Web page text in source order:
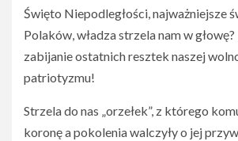
Święto Niepodległości, najważniejsze
Polaków, władza strzela nam w
zabijanie ostatnich resztek naszej
patriotyzmu!
Strzela do nas „orzełek”, z którego
koronę a pokolenia walczyły o jej